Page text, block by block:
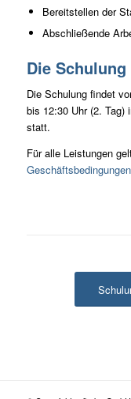
Bereitstellen der
Abschließende
Die Schulung
Die Schulung findet
bis 12:30 Uhr (2. Tag)
statt.
Für alle Leistungen
Geschäftsbedingungen